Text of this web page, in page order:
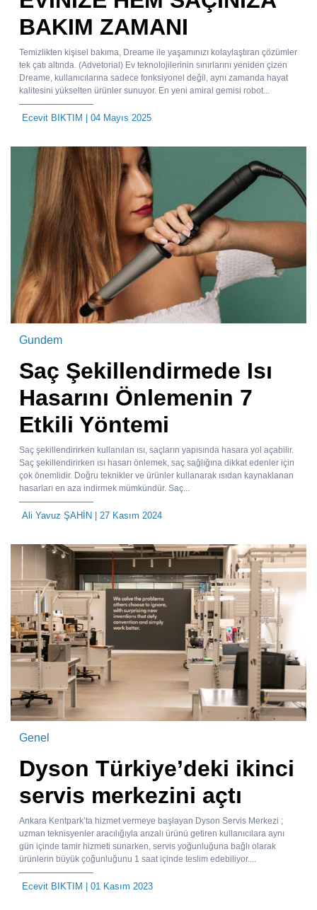
BAKIM ZAMANI
Temizlikten kişisel bakıma, Dreame ile yaşamınızı kolaylaştıran çözümler
tek çatı altında. (Advetorial) Ev teknolojilerinin sınırlarını yeniden çizen
Dreame, kullanıcılarına sadece fonksiyonel değil, aynı zamanda hayat
kalitesini yükselten ürünler sunuyor. En yeni amiral gemisi robot...
Ecevit BIKTIM | 04 Mayıs 2025
Gundem
Saç Şekillendirmede Isı
Hasarını Önlemenin 7
Etkili Yöntemi
Saç şekillendirirken kullanılan ısı, saçların yapısında hasara yol açabilir.
Saç şekillendirirken ısı hasarı önlemek, saç sağlığına dikkat edenler için
çok önemlidir. Doğru teknikler ve ürünler kullanarak ısıdan kaynaklanan
hasarları en aza indirmek mümkündür. Saç...
Ali Yavuz ŞAHİN | 27 Kasım 2024
Genel
Dyson Türkiye’deki ikinci
servis merkezini açtı
Ankara Kentpark’ta hizmet vermeye başlayan Dyson Servis Merkezi ;
uzman teknisyenler aracılığıyla arızalı ürünü getiren kullanıcılara aynı
gün içinde tamir hizmeti sunarken, servis yoğunluğuna bağlı olarak
ürünlerin büyük çoğunluğunu 1 saat içinde teslim edebiliyor....
Ecevit BIKTIM | 01 Kasım 2023